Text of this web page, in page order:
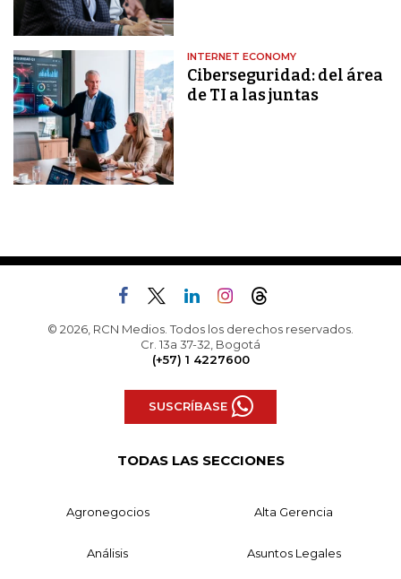
INTERNET ECONOMY
Ciberseguridad: del área
de TI a las juntas
© 2026, RCN Medios. Todos los derechos reservados.
Cr. 13a 37-32, Bogotá
(+57) 1 4227600
SUSCRÍBASE
TODAS LAS SECCIONES
Agronegocios Alta Gerencia
Análisis Asuntos Legales